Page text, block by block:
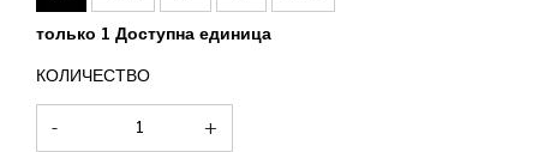
только 1 Доступна единица
КОЛИЧЕСТВО
+
-